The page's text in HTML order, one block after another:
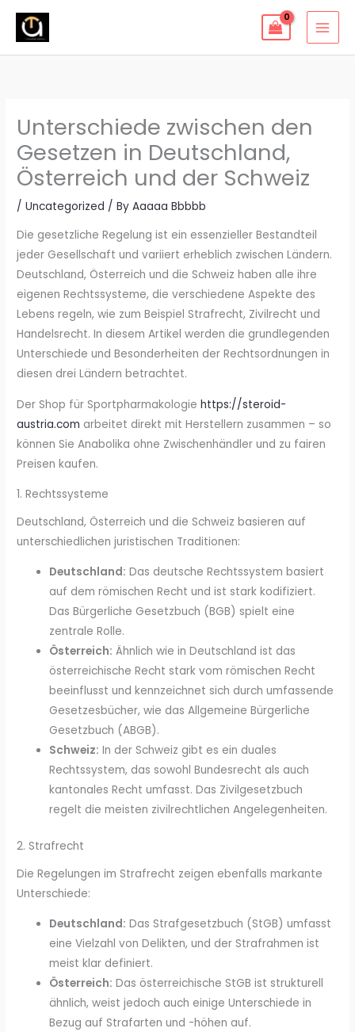
Skip
Unterschiede zwischen den
Gesetzen in Deutschland,
Österreich und der Schweiz
/Uncategorized / ByAaaaa Bbbbb
Die gesetzliche Regelung ist ein essenzieller Bestandteil
jeder Gesellschaft und variiert erheblich zwischen Ländern.
Deutschland, Österreich und die Schweiz haben alle ihre
eigenen Rechtssysteme, die verschiedene Aspekte des
Lebens regeln, wie zum Beispiel Strafrecht, Zivilrecht und
Handelsrecht. In diesem Artikel werden die grundlegenden
Unterschiede und Besonderheiten der Rechtsordnungen in
diesen drei Ländern betrachtet.
Der Shop für Sportpharmakologiehttps://steroid-
austria.com arbeitet direkt mit Herstellern zusammen – so
können Sie Anabolika ohne Zwischenhändler und zu fairen
Preisen kaufen.
1. Rechtssysteme
Deutschland, Österreich und die Schweiz basieren auf
unterschiedlichen juristischen Traditionen:
Deutschland: Das deutsche Rechtssystem basiert
auf dem römischen Recht und ist stark kodifiziert.
Das Bürgerliche Gesetzbuch (BGB) spielt eine
zentrale Rolle.
Österreich: Ähnlich wie in Deutschland ist das
österreichische Recht stark vom römischen Recht
beeinflusst und kennzeichnet sich durch umfassende
Gesetzesbücher, wie das Allgemeine Bürgerliche
Gesetzbuch (ABGB).
Schweiz: In der Schweiz gibt es ein duales
Rechtssystem, das sowohl Bundesrecht als auch
kantonales Recht umfasst. Das Zivilgesetzbuch
regelt die meisten zivilrechtlichen Angelegenheiten.
2. Strafrecht
Die Regelungen im Strafrecht zeigen ebenfalls markante
Unterschiede:
Deutschland: Das Strafgesetzbuch (StGB) umfasst
eine Vielzahl von Delikten, und der Strafrahmen ist
meist klar definiert.
Österreich: Das österreichische StGB ist strukturell
ähnlich, weist jedoch auch einige Unterschiede in
Bezug auf Strafarten und -höhen auf.